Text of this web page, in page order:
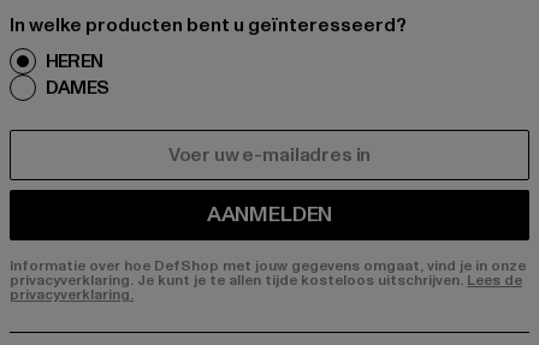
In welke producten bent u geïnteresseerd?
HEREN
DAMES
AANMELDEN
Informatie over hoe DefShop met jouw gegevens omgaat, vind je in onze
privacyverklaring. Je kunt je te allen tijde kosteloos uitschrijven. Lees de
privacyverklaring.